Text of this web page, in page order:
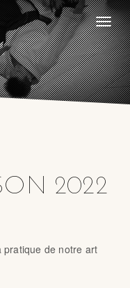
Toggle
2022
pratique de notre art